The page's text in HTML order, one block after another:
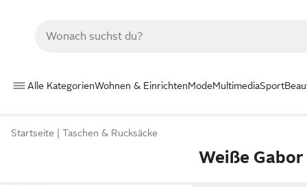
Alle KategorienWohnen & EinrichtenModeMultimediaSport
Startseite Taschen & Rucksäcke
Weiße Gabor